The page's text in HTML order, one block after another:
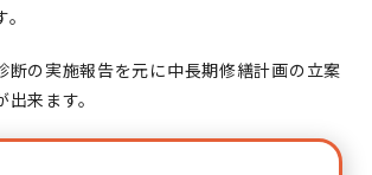
断の実施報告を元に中長期修繕計画の立案
来ます。